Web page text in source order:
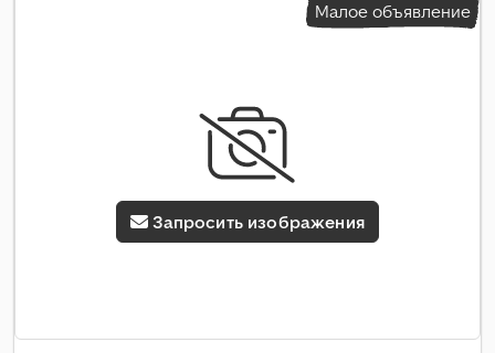
ABS, гарантия на подержанныеМалое объявление
Запросить изображения